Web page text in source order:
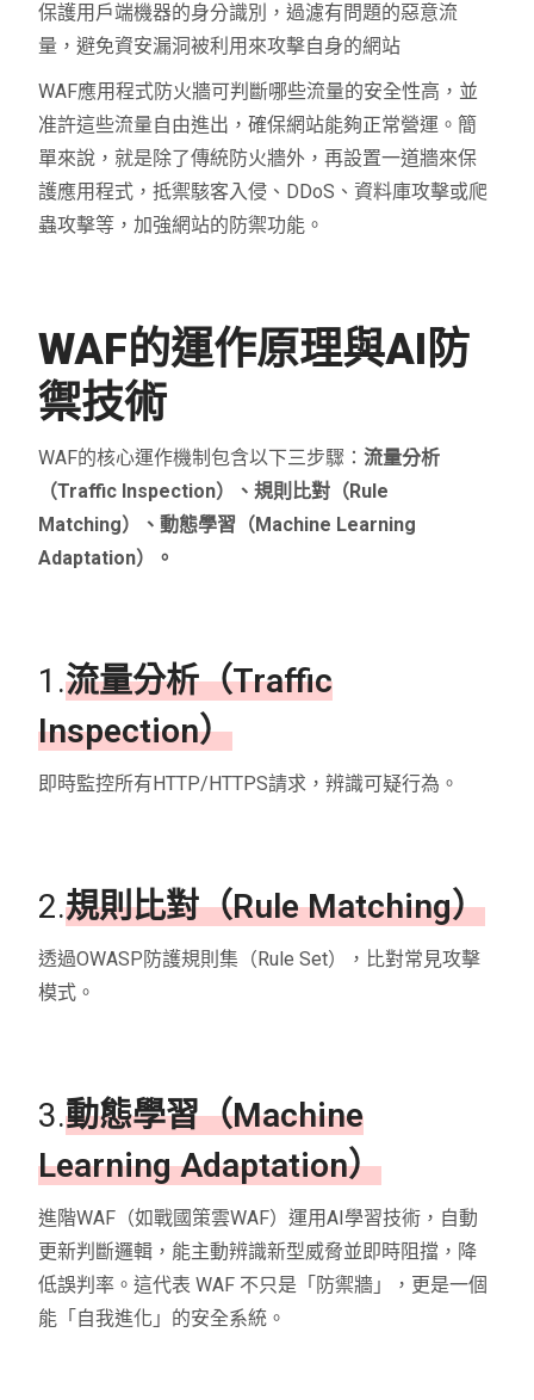
保護用戶端機器的身分識別，過濾有問題的惡意流
量，避免資安漏洞被利用來攻擊自身的網站
WAF應用程式防火牆可判斷哪些流量的安全性高，並
准許這些流量自由進出，確保網站能夠正常營運。簡
單來說，就是除了傳統防火牆外，再設置一道牆來保
護應用程式，抵禦駭客入侵、DDoS、資料庫攻擊或爬
蟲攻擊等，加強網站的防禦功能。
WAF的運作原理與AI防
禦技術
WAF的核心運作機制包含以下三步驟：流量分析
（Traffic Inspection）、規則比對（Rule
Matching）、動態學習（Machine Learning
Adaptation）。
1.流量分析（Traffic
Inspection）
即時監控所有HTTP/HTTPS請求，辨識可疑行為。
2.規則比對（Rule Matching）
透過OWASP防護規則集（Rule Set），比對常見攻擊
模式。
3.動態學習（Machine
Learning Adaptation）
進階WAF（如戰國策雲WAF）運用AI學習技術，自動
更新判斷邏輯，能主動辨識新型威脅並即時阻擋，降
低誤判率。這代表 WAF 不只是「防禦牆」，更是一個
能「自我進化」的安全系統。